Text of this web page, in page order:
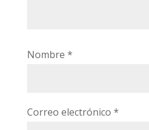
Nombre *
Correo electrónico *